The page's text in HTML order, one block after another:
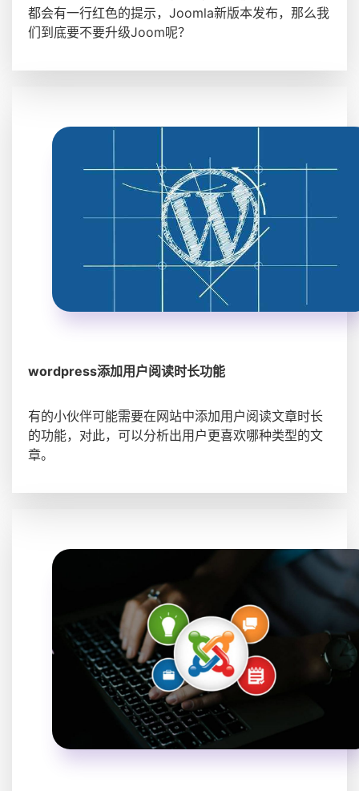
都会有一行红色的提示，Joomla新版本发布，那么我
们到底要不要升级Joom呢？
wordpress添加用户阅读时长功能
有的小伙伴可能需要在网站中添加用户阅读文章时长
的功能，对此，可以分析出用户更喜欢哪种类型的文
章。